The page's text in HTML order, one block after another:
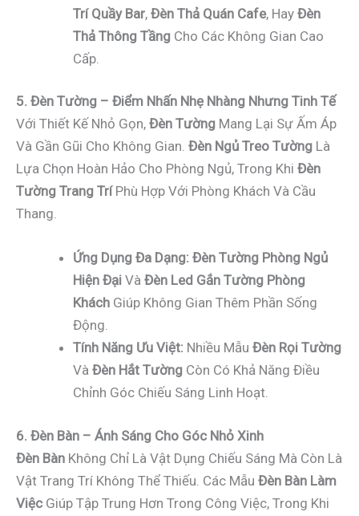
Trí Quầy Bar, Đèn Thả Quán Cafe, Hay Đèn
Thả Thông Tầng Cho Các Không Gian Cao
Cấp.
5. Đèn Tường – Điểm Nhấn Nhẹ Nhàng Nhưng Tinh Tế
Với Thiết Kế Nhỏ Gọn, Đèn Tường Mang Lại Sự Ấm Áp
Và Gần Gũi Cho Không Gian. Đèn Ngủ Treo Tường Là
Lựa Chọn Hoàn Hảo Cho Phòng Ngủ, Trong Khi Đèn
Tường Trang TríPhù Hợp Với Phòng Khách Và Cầu
Thang.
Ứng Dụng Đa Dạng: Đèn Tường Phòng Ngủ
Hiện Đại Và Đèn Led Gắn Tường Phòng
Khách Giúp Không Gian Thêm Phần Sống
Động.
Tính Năng Ưu Việt: Nhiều Mẫu Đèn Rọi Tường
Và Đèn Hắt Tường Còn Có Khả Năng Điều
Chỉnh Góc Chiếu Sáng Linh Hoạt.
6. Đèn Bàn – Ánh Sáng Cho Góc Nhỏ Xinh
Đèn Bàn Không Chỉ Là Vật Dụng Chiếu Sáng Mà Còn Là
Vật Trang Trí Không Thể Thiếu. Các Mẫu Đèn Bàn Làm
Việc Giúp Tập Trung Hơn Trong Công Việc, Trong Khi